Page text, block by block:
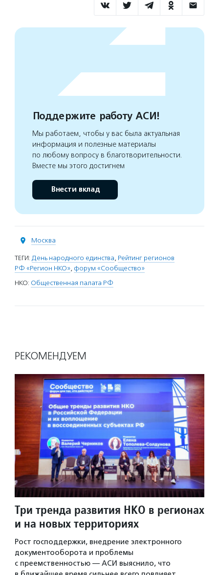
Поддержите работу АСИ!
Мы работаем, чтобы у вас была актуальная
информация и полезные материалы
по любому вопросу в благотворительности.
Вместе мы этого достигнем
Внести вклад
Москва
ТЕГИ: День народного единства, Рейтинг регионов
РФ «Регион НКО», форум «Сообщество»
НКО: Общественная палата РФ
РЕКОМЕНДУЕМ
Три тренда развития НКО в регионах
и на новых территориях
Рост господдержки, внедрение электронного
документооборота и проблемы
с преемственностью — АСИ выяснило, что